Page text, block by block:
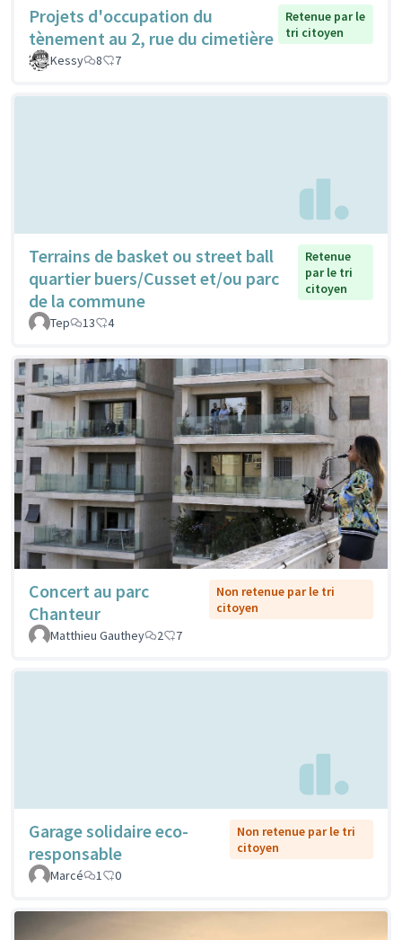
Projets d'occupation du
tènement au 2, rue du cimetière
Retenue par le
tri citoyen
Kessy
8 7
Terrains de basket ou street ball
quartier buers/Cusset et/ou parc
de la commune
Retenue
par le tri
citoyen
Tep 13 4
Concert au parc
Chanteur
Non retenue par le tri
citoyen
Matthieu Gauthey
2 7
Garage solidaire eco-
responsable
Non retenue par le tri
citoyen
Marcé
1 0